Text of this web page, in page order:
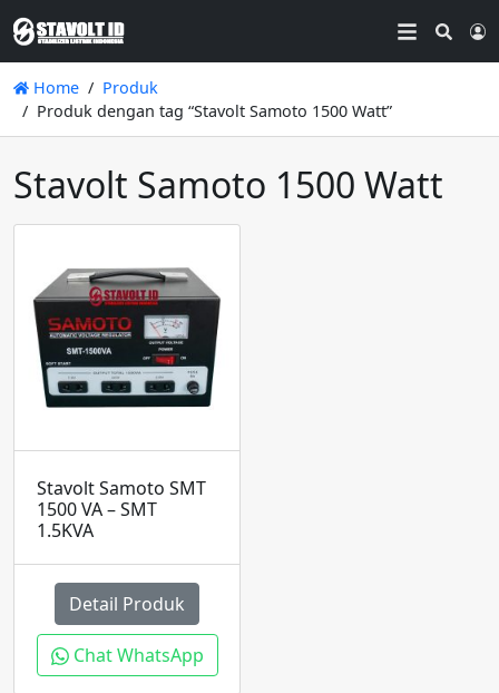
Home
Produk
Produk dengan tag “Stavolt Samoto 1500 Watt”
Stavolt Samoto 1500 Watt
Stavolt Samoto SMT
1500 VA – SMT
1.5KVA
Detail Produk
Chat WhatsApp